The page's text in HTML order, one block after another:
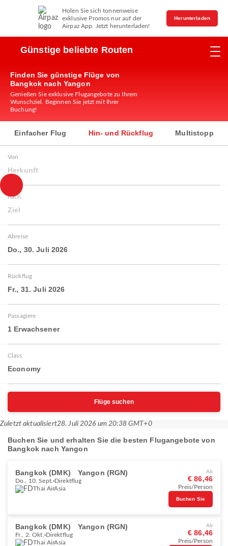
Holen Sie sich tonnenweise
exklusive Promos nur auf der
Airpaz App. Jetzt herunterladen!
Herunterladen
Günstige beliebte Routen
Finden Sie günstige Flüge von
Bangkok nach Yangon
Genießen Sie exklusive Flugangebote zu Ihrem
Wunschziel. Beginnen Sie jetzt mit Ihrer
Buchung!
Einfacher Flug Hin- und Rückflug Multistopp
Von
Herkunft
nach
Ziel
Abreise
Do., 30. Juli 2026
Rückflug
Fr., 31. Juli 2026
Passagiere
1 Erwachsener
Class
Economy
Flüge suchen
Zuletzt aktualisiert28. Juli 2026 um 20:38 GMT+0
Buchen Sie und erhalten Sie die besten Flugangebote von
Bangkok nach Yangon
Bangkok (DMK) Yangon (RGN)
Do., 10. Sept. Direktflug
Thai AirAsia
Ab
€ 86,46
Preis/Person
Buchen Sie
Bangkok (DMK) Yangon (RGN)
Fr., 2. Okt. Direktflug
Thai AirAsia
Ab
€ 86,46
Preis/Person